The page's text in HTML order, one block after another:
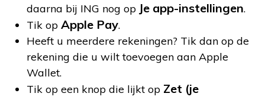
daarna bij ING nog op Je app-instellingen.
Tik op Apple Pay.
Heeft u meerdere rekeningen? Tik dan op de
rekening die u wilt toevoegen aan Apple
Wallet.
Tik op een knop die lijkt op Zet (je